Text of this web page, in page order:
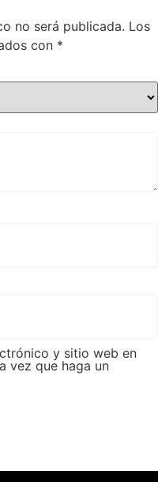
no será publicada. Los
con *
y sitio web en
vez que haga un